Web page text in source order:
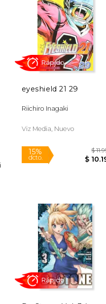
eyeshield 21 29
Riichiro Inagaki
Viz Media, Nuevo
15%
dcto.
Rápido